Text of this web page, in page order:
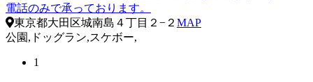
電話のみで承っております。
東京都大田区城南島４丁目２−２ MAP
公園,ドッグラン,スケボー,
1